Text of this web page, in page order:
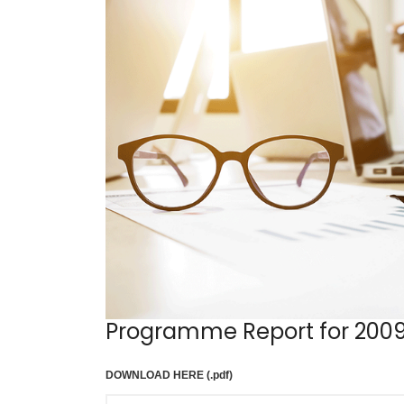
Programme Report for
DOWNLOAD HERE (.pdf)